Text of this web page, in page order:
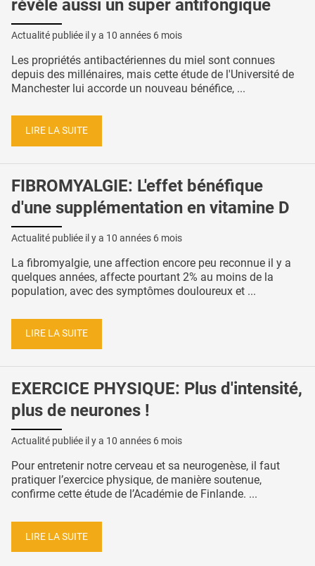
révèle aussi un super antifongique
Actualité publiée il y a 10 années 6 mois
Les propriétés antibactériennes du miel sont connues
depuis des millénaires, mais cette étude de l'Université de
Manchester lui accorde un nouveau bénéfice, ...
LIRE LA SUITE
FIBROMYALGIE: L'effet bénéfique
d'une supplémentation en vitamine D
Actualité publiée il y a 10 années 6 mois
La fibromyalgie, une affection encore peu reconnue il y a
quelques années, affecte pourtant 2% au moins de la
population, avec des symptômes douloureux et ...
LIRE LA SUITE
EXERCICE PHYSIQUE: Plus d'intensité,
plus de neurones !
Actualité publiée il y a 10 années 6 mois
Pour entretenir notre cerveau et sa neurogenèse, il faut
pratiquer l’exercice physique, de manière soutenue,
confirme cette étude de l’Académie de Finlande. ...
LIRE LA SUITE